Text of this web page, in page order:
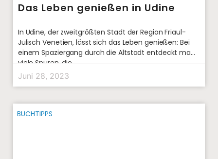
Das Leben genießen in Udine
In Udine, der zweitgrößten Stadt der Region Friaul-
Julisch Venetien, lässt sich das Leben genießen: Bei
einem Spaziergang durch die Altstadt entdeckt man
viele Spuren, die
Juni 28, 2023
BUCHTIPPS